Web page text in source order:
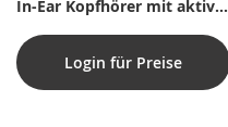
In-Ear Kopfhörer mit aktiver
und ENC – Weiß
Login für Preise